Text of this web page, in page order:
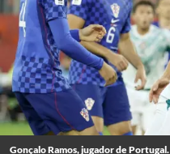
Gonçalo Ramos, jugador de Portugal.